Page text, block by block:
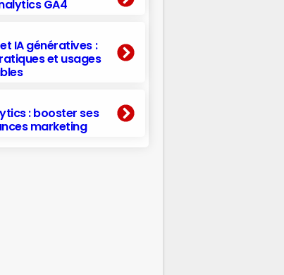
GA4
IA génératives :
et usages
: booster ses
marketing